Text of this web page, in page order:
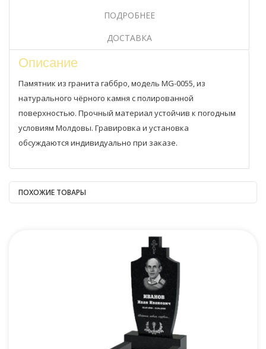
ПОДРОБНЕЕ
ДОСТАВКА
Описание
Памятник из гранита габбро, модель MG-0055, из
натурального чёрного камня с полированной
поверхностью. Прочный материал устойчив к погодным
условиям Молдовы. Гравировка и установка
обсуждаются индивидуально при заказе.
ПОХОЖИЕ ТОВАРЫ